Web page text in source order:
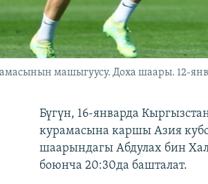
машыгуусу. Доха шаары. 12-
Бүгүн, 16-январда
курамасына каршы Азия
шаарындагы Абдулах бин
боюнча 20:30да башталат.